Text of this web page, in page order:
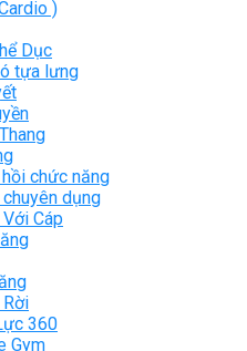
)
Dục
tựa lưng
chức năng
dụng
Cáp
Rời
360
Gym